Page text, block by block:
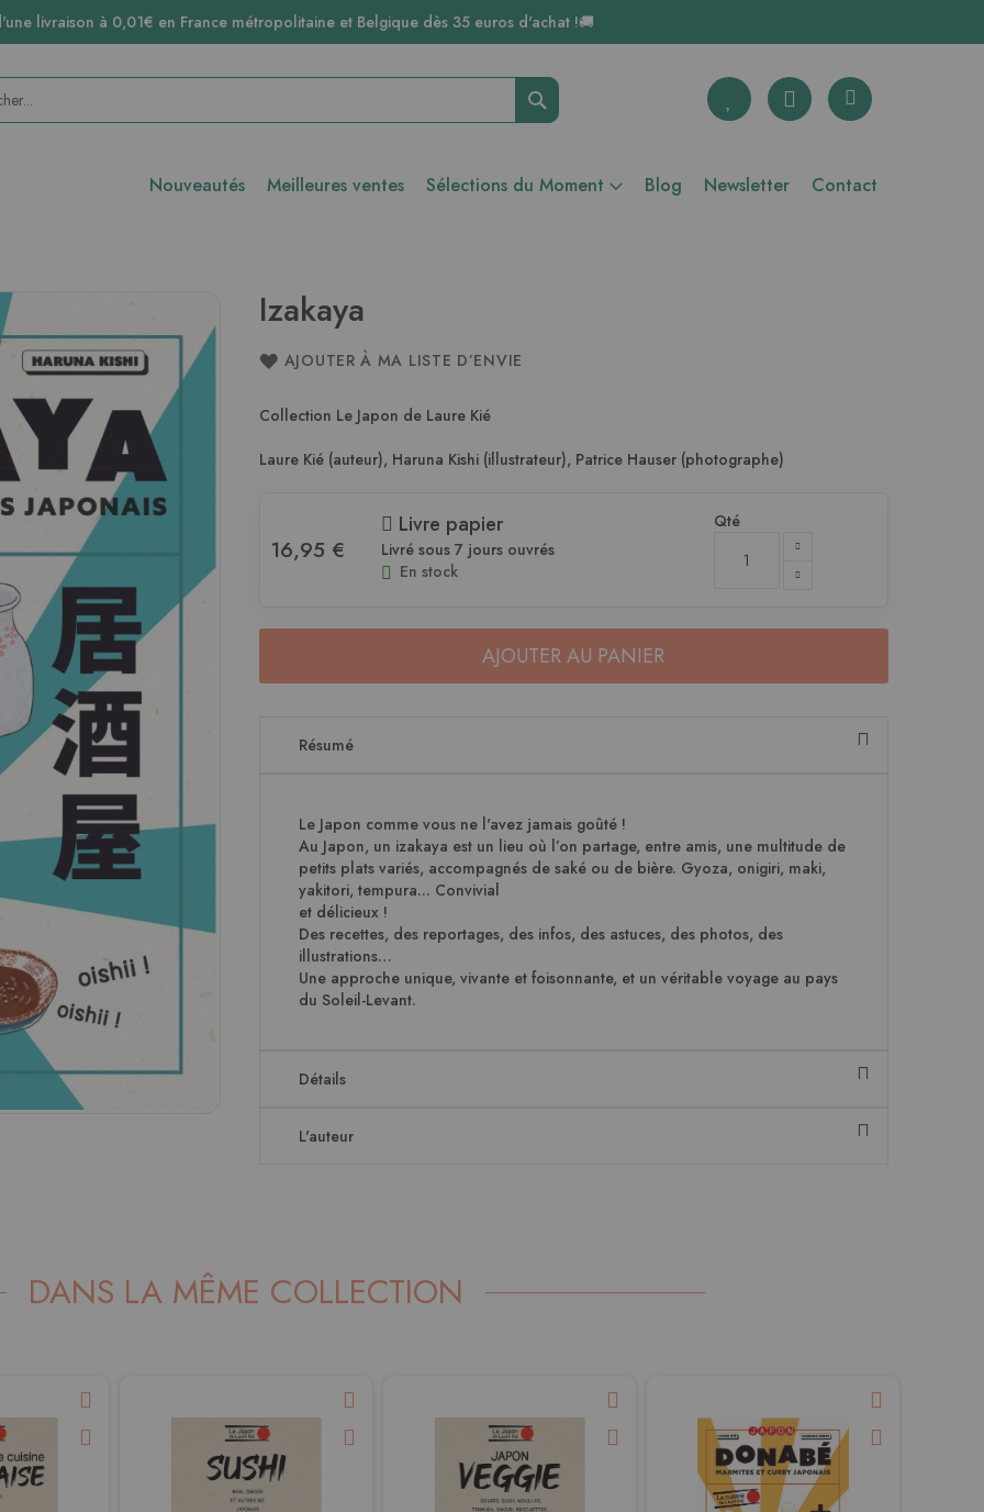
livraison à 0,01€ en France métropolitaine et Belgique dès 35 euros d'achat !🚚
Rechercher
Nouveautés Meilleures ventes Sélections du Moment Blog Newsletter Contact
Izakaya
AJOUTER À MA LISTE D’ENVIE
Collection Le Japon de Laure Kié
Laure Kié (auteur), Haruna Kishi (illustrateur), Patrice Hauser (photographe)
16,95 €
Livre papier
Livré sous 7 jours ouvrés
En stock
Qté
AJOUTER AU PANIER
Résumé
Le Japon comme vous ne l'avez jamais goûté !
Au Japon, un izakaya est un lieu où l’on partage, entre amis, une multitude de
petits plats variés, accompagnés de saké ou de bière. Gyoza, onigiri, maki,
yakitori, tempura... Convivial
et délicieux !
Des recettes, des reportages, des infos, des astuces, des photos, des
illustrations…
Une approche unique, vivante et foisonnante, et un véritable voyage au pays
du Soleil-Levant.
Détails
L'auteur
DANS LA MÊME COLLECTION